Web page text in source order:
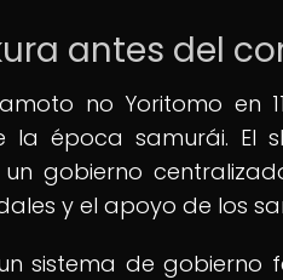
antes del
no Yoritomo en
época samurái. El
gobierno
y el apoyo de los
sistema de